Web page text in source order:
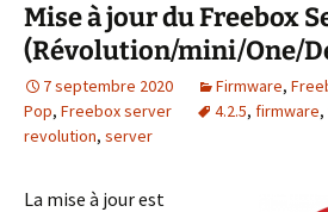
Mise à jour du Freebox
(Révolution/mini/One/
7 septembre 2020 Firmware,
Pop, Freebox server 4.2.5, firmware,
revolution, server
La mise à jour est